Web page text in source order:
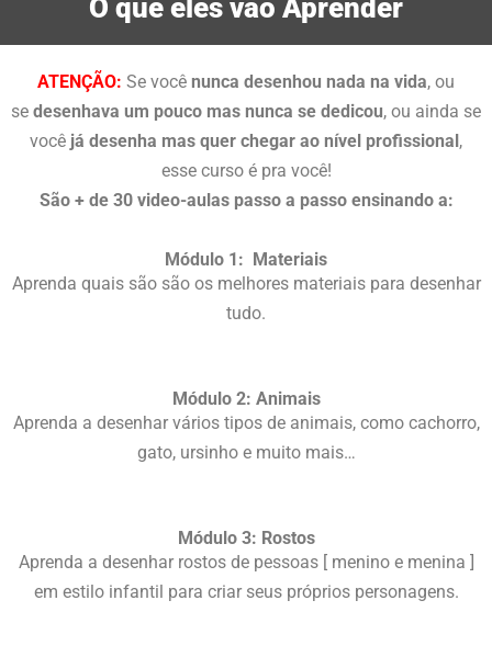
O que eles vão Aprender
ATENÇÃO: Se você nunca desenhou nada na vida, ou
se desenhava um pouco mas nunca se dedicou, ou ainda se
você já desenha mas quer chegar ao nível profissional ,
esse curso é pra você!
São + de 30 video-aulas passo a passo ensinando a:
Módulo 1: Materiais
Aprenda quais são são os melhores materiais para desenhar
tudo.
Módulo 2: Animais
Aprenda a desenhar vários tipos de animais, como cachorro,
gato, ursinho e muito mais…
Módulo 3: Rostos
Aprenda a desenhar rostos de pessoas [ menino e menina ]
em estilo infantil para criar seus próprios personagens.